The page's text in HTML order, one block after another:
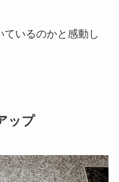
いるのかと感動し
ップ